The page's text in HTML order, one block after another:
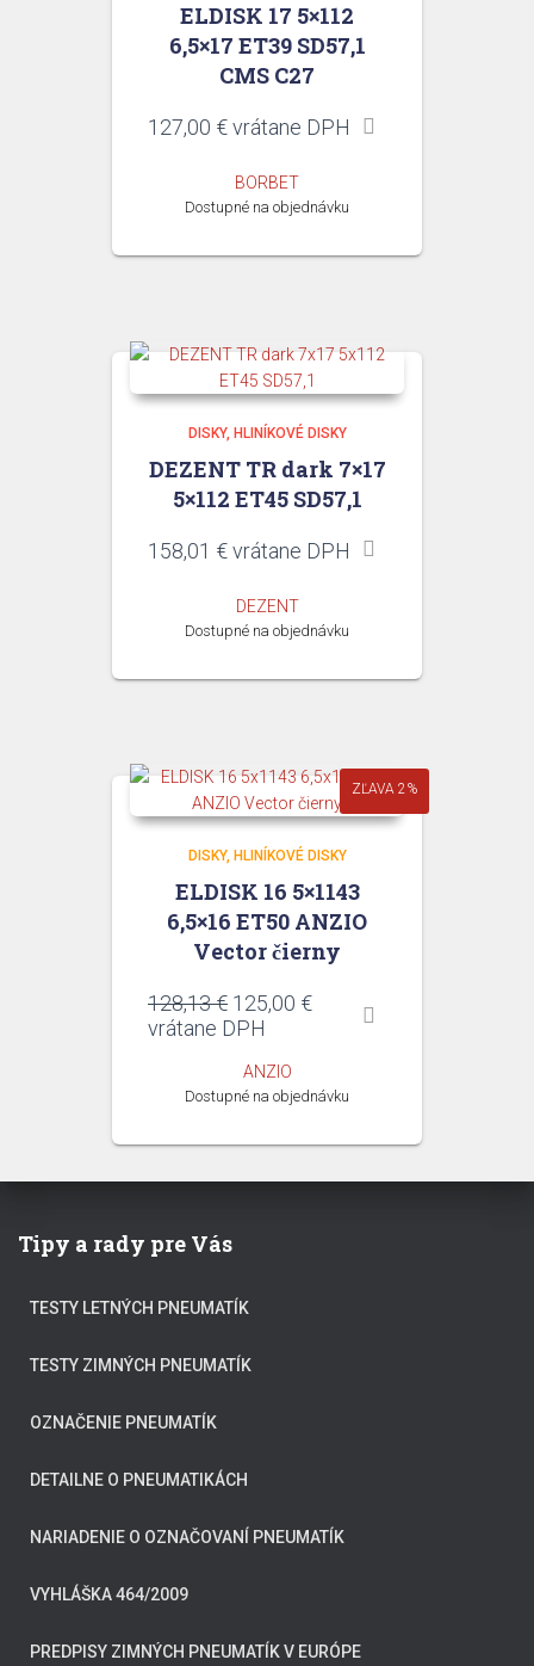
ELDISK 17 5×112
6,5×17 ET39 SD57,1
CMS C27
127,00 €vrátane DPH
BORBET
Dostupné na objednávku
DISKY HLINÍKOVÉ DISKY
DEZENT TR dark 7×17
5×112 ET45 SD57,1
158,01 €vrátane DPH
DEZENT
Dostupné na objednávku
ZĽAVA 2%
DISKY HLINÍKOVÉ DISKY
ELDISK 16 5×1143
6,5×16 ET50 ANZIO
Vector čierny
128,13€ Pôvodná
cena
128,13 €.
125,00 €Aktuálna
vrátane DPH
ANZIO
Dostupné na objednávku
Tipy a rady pre Vás
TESTY LETNÝCH PNEUMATÍK
TESTY ZIMNÝCH PNEUMATÍK
OZNAČENIE PNEUMATÍK
DETAILNE O PNEUMATIKÁCH
NARIADENIE O OZNAČOVANÍ PNEUMATÍK
VYHLÁŠKA 464/2009
PREDPISY ZIMNÝCH PNEUMATÍK V EURÓPE